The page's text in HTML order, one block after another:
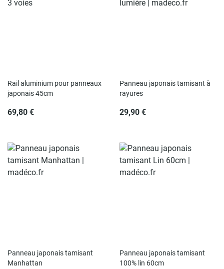
Rail aluminium pour panneaux
japonais 45cm
69,80 €
Panneau japonais tamisant à
rayures
29,90 €
Panneau japonais tamisant
Manhattan
Panneau japonais tamisant
100% lin 60cm